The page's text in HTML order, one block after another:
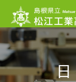
このページの本文へ